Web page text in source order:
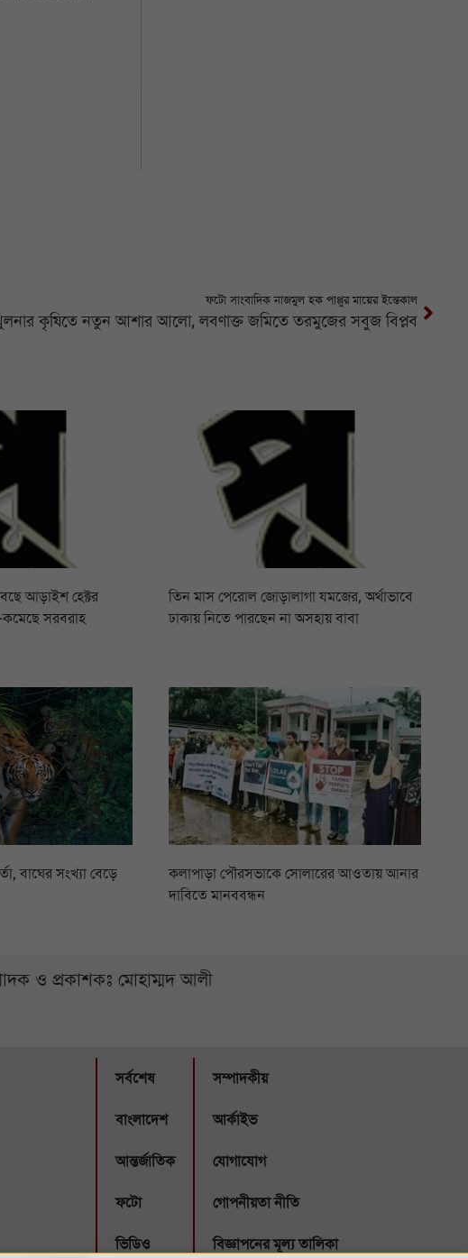
ফটো সাংবাদিক নাজমুল হক পাপ্পুর মায়ের ইন্তেকাল
কৃষিতে নতুন আশার আলো, লবণাক্ত জমিতে তরমুজের সবুজ বিপ্লব
আড়াইশ হেক্টর
সরবরাহ
তিন মাস পেরোল জোড়ালাগা যমজের, অর্থাভাবে
ঢাকায় নিতে পারছেন না অসহায় বাবা
বাঘের সংখ্যা বেড়ে
কলাপাড়া পৌরসভাকে সোলারের আওতায় আনার
দাবিতে মানববন্ধন
ও প্রকাশকঃ মোহাম্মদ আলী
সর্বশেষ
বাংলাদেশ
আন্তর্জাতিক
ফটো
ভিডিও
সম্পাদকীয়
আর্কাইভ
যোগাযোগ
গোপনীয়তা নীতি
বিজ্ঞাপনের মূল্য তালিকা